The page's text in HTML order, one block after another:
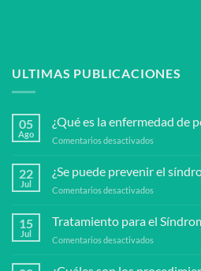
ULTIMAS PUBLICACIONES
05
Ago
¿Qué es la enfermedad de
Comentarios desactivados
enfermedad
peyronie?
22
Jul
¿Se puede prevenir el
Comentarios desactivados
puede
el
15
Jul
Tratamiento para el
Comentarios desactivados